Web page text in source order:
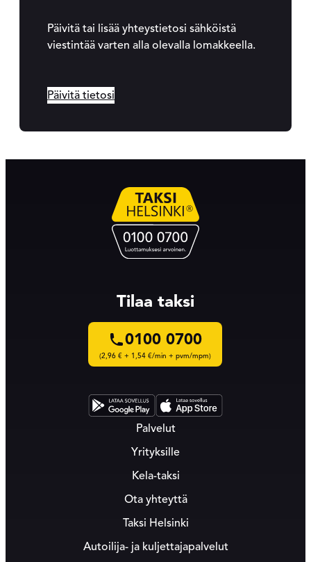
Päivitä tai lisää yhteystietosi sähköistä
viestintää varten alla olevalla lomakkeella.
Päivitä tietosi
Tilaa taksi
0100 0700
(2,96 € + 1,54 €/min + pvm/mpm)
Palvelut
Yrityksille
Kela-taksi
Ota yhteyttä
Taksi Helsinki
Autoilija- ja kuljettajapalvelut